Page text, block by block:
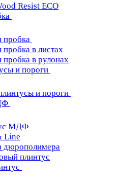
Resist ECO
пробка
пробка в листах
пробка в рулонах
и пороги
и пороги
МДФ
Line
дюрополимера
плинтус